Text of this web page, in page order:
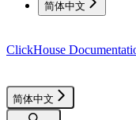
简体中文
ClickHouse
简体中文